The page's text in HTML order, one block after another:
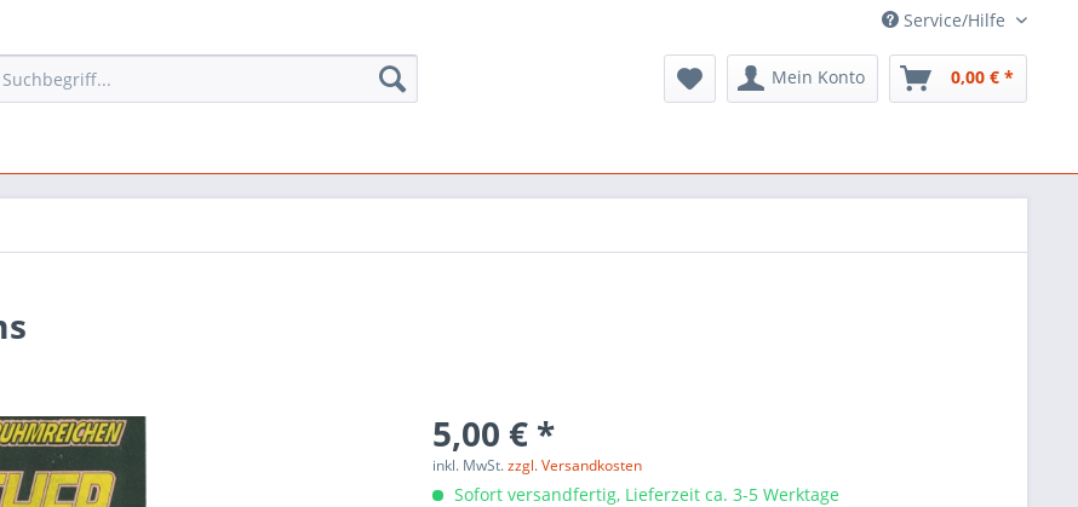
Service/Hilfe
Mein Konto 0,00 € *
5,00 € *
inkl. MwSt.zzgl. Versandkosten
Sofort versandfertig, Lieferzeit ca. 3-5 Werktage